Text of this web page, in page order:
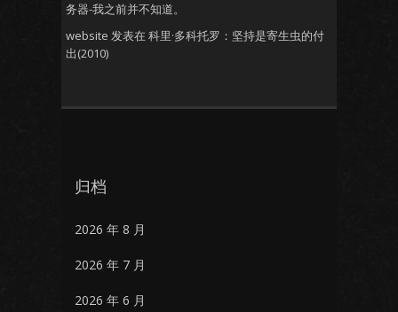
务器-我之前并不知道。
website 发表在 科里·多科托罗：坚持是寄生虫的付
出(2010)
归档
2026 年 8 月
2026 年 7 月
2026 年 6 月